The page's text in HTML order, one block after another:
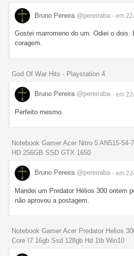
Bruno Pereira @pereiraba - em
Gostei marromeno do um. Odiei o dois.
coragem.
God Of War Hits - Playstation 4
Bruno Pereira @pereiraba - em
Perfeito mesmo.
Notebook Gamer Acer Nitro 5 AN515-
HD 256GB SSD GTX 1650
Bruno Pereira @pereiraba - em
Mandei um Predator Hélios 300 ontem
não aprovou a postagem.
Notebook Gamer Acer Predator Helios
Core I7 16gb Ssd 128gb Hd 1tb Win10